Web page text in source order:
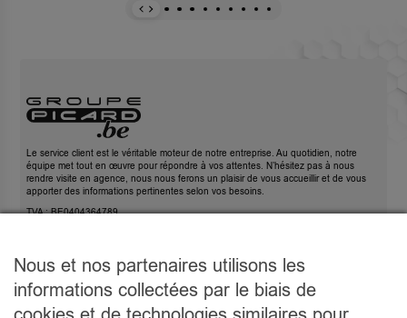
Le service client est le véritable moteur de notre entreprise. Au quotidien, notre
équipe met tout en œuvre pour répondre à vos attentes. N’hésitez pas à nous
rendre visite en agence, nous nous ferons un plaisir de vous accueillir et de vous
apporter des informations pertinentes selon vos besoins.
TVA : BE0404364789
Mentions légales
Politique de confidentialité
Inside Communication
Nous et nos partenaires utilisons les
informations collectées par le biais de